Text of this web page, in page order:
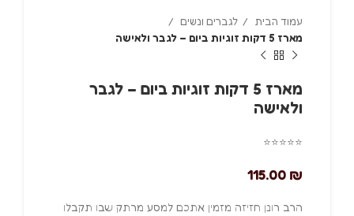
עמוד הבית
לגברים ונשים
מארז 5 דקות זוגיות ביום – לגבר ולאישה
מארז 5 דקות זוגיות ביום – לגבר
ולאישה
⭐
⭐
⭐
⭐
⭐
115.00 ₪
הרב רונן חזיזה מזמין אתכם למסע מרתק שבו תקבלו